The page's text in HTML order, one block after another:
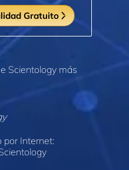
Gratuito
Scientology más
por Internet: